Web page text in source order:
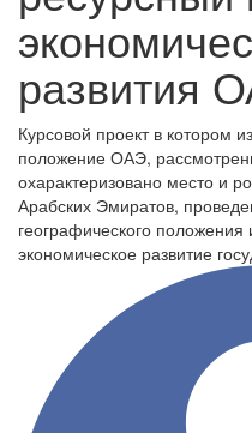
развития
Курсовой проект в котором
положение ОАЭ,
охарактеризовано место и
Арабских Эмиратов,
географического
экономическое развитие